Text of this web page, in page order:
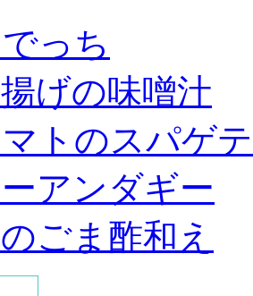
っち
げの味噌汁
トのスパゲ
アンダギー
ごま酢和え